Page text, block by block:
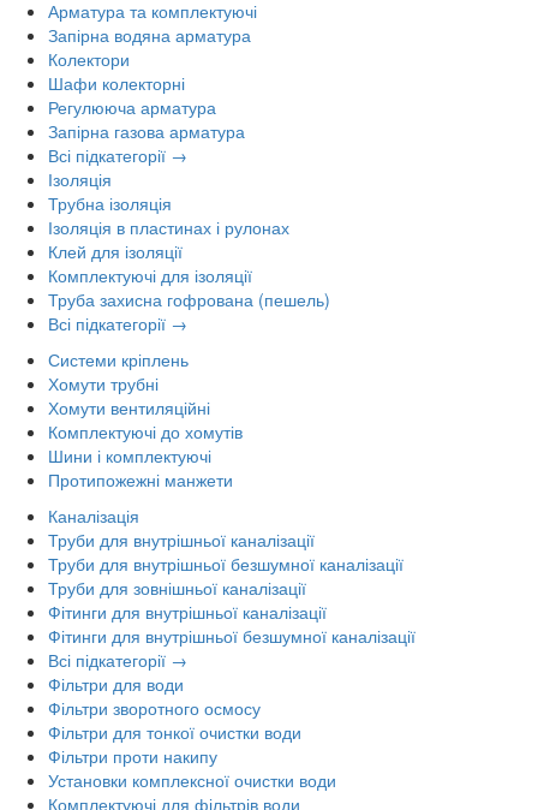
Арматура та комплектуючі
Запірна водяна арматура
Колектори
Шафи колекторні
Регулююча арматура
Запірна газова арматура
Всі підкатегорії →
Ізоляція
Трубна ізоляція
Ізоляція в пластинах і рулонах
Клей для ізоляції
Комплектуючі для ізоляції
Труба захисна гофрована (пешель)
Всі підкатегорії →
Системи кріплень
Хомути трубні
Хомути вентиляційні
Комплектуючі до хомутів
Шини і комплектуючі
Протипожежні манжети
Каналізація
Труби для внутрішньої каналізації
Труби для внутрішньої безшумної каналізації
Труби для зовнішньої каналізації
Фітинги для внутрішньої каналізації
Фітинги для внутрішньої безшумної каналізації
Всі підкатегорії →
Фільтри для води
Фільтри зворотного осмосу
Фільтри для тонкої очистки води
Фільтри проти накипу
Установки комплексної очистки води
Комплектуючі для фільтрів води